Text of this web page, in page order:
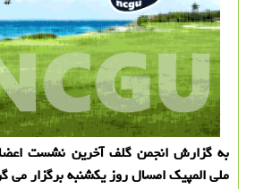
به گزارش انجمن گلف آخرین نشست
ملی المپیک امسال روز یکشنبه برگزار می